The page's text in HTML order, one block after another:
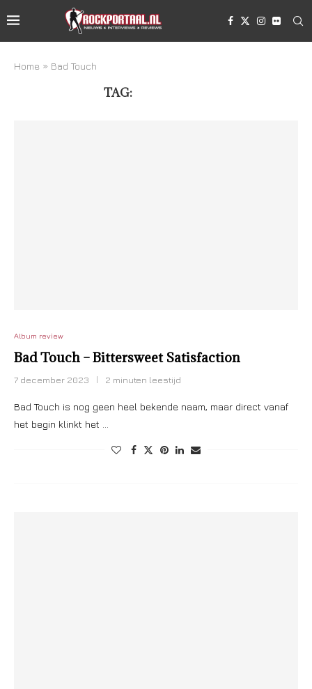
Home » Bad Touch
TAG:
Album review
Bad Touch – Bittersweet Satisfaction
7 december 2023 2 minuten leestijd
Bad Touch is nog geen heel bekende naam, maar direct vanaf
het begin klinkt het …